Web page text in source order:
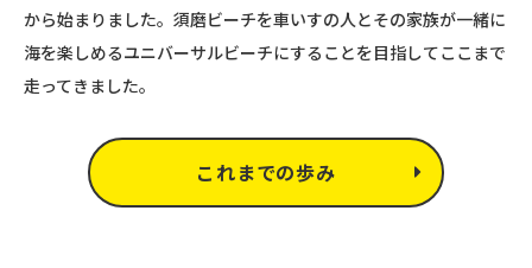
から始まりました。須磨ビーチを車いすの人とその家族が一緒に
海を楽しめるユニバーサルビーチにすることを目指してここまで
走ってきました。
これまでの歩み